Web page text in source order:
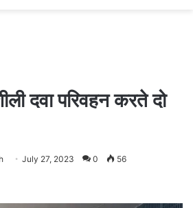
दवा परिवहन करते दो
July 27, 2023 0 56